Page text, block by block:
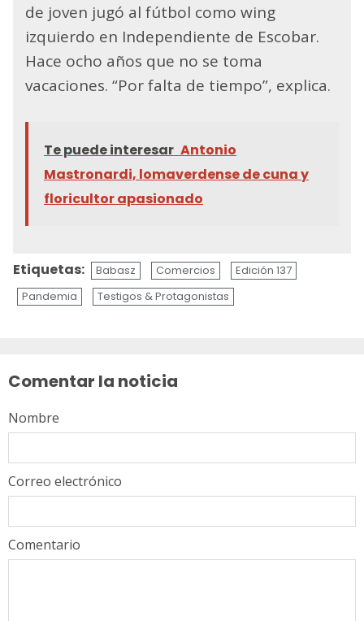
de joven jugó al fútbol como wing
izquierdo en Independiente de Escobar.
Hace ocho años que no se toma
vacaciones. “Por falta de tiempo”, explica.
Te puede interesar Antonio
Mastronardi, lomaverdense de cuna y
floricultor apasionado
Etiquetas: Babasz Comercios
Edición 137
Pandemia
Testigos & Protagonistas
Comentar la noticia
Comentario
Nombre
Correo electrónico